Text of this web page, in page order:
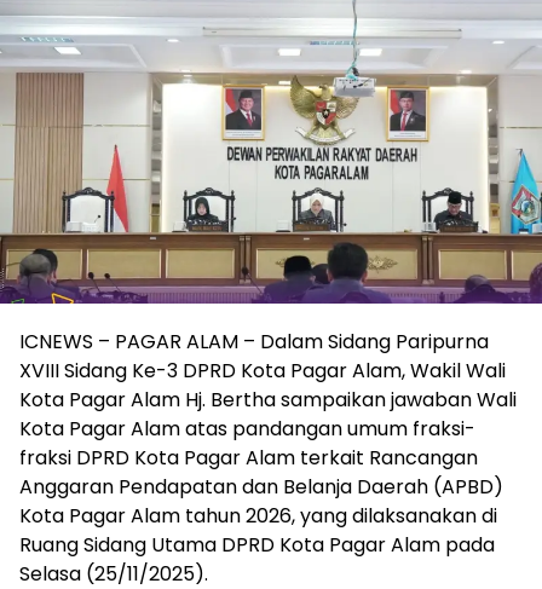
ICNEWS – PAGAR ALAM – Dalam Sidang Paripurna
XVIII Sidang Ke-3 DPRD Kota Pagar Alam, Wakil Wali
Kota Pagar Alam Hj. Bertha sampaikan jawaban Wali
Kota Pagar Alam atas pandangan umum fraksi-
fraksi DPRD Kota Pagar Alam terkait Rancangan
Anggaran Pendapatan dan Belanja Daerah (APBD)
Kota Pagar Alam tahun 2026, yang dilaksanakan di
Ruang Sidang Utama DPRD Kota Pagar Alam pada
Selasa (25/11/2025).